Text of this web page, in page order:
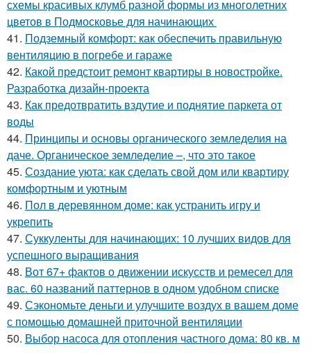
схемы красивых клумб разной формы из многолетних
цветов в Подмосковье для начинающих
41. Подземный комфорт: как обеспечить правильную
вентиляцию в погребе и гараже
42. Какой предстоит ремонт квартиры в новостройке.
Разработка дизайн-проекта
43. Как предотвратить вздутие и поднятие паркета от
воды
44. Принципы и основы органического земледелия на
даче. Органическое земледелие –, что это такое
45. Создание уюта: как сделать свой дом или квартиру
комфортным и уютным
46. Пол в деревянном доме: как устранить игру и
укрепить
47. Суккуленты для начинающих: 10 лучших видов для
успешного выращивания
48. Вот 67+ фактов о движении искусств и ремесел для
вас. 60 названий паттернов в одном удобном списке
49. Сэкономьте деньги и улучшите воздух в вашем доме
с помощью домашней приточной вентиляции
50. Выбор насоса для отопления частного дома: 80 кв. м